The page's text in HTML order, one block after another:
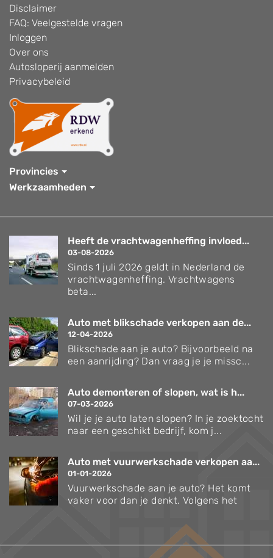
Disclaimer
FAQ: Veelgestelde vragen
Inloggen
Over ons
Autosloperij aanmelden
Privacybeleid
Provincies
Werkzaamheden
Heeft de vrachtwagenheffing invloed...
03-08-2026
Sinds 1 juli 2026 geldt in Nederland de
vrachtwagenheffing. Vrachtwagens
beta...
Auto met blikschade verkopen aan de...
12-04-2026
Blikschade aan je auto? Bijvoorbeeld na
een aanrijding? Dan vraag je je missc...
Auto demonteren of slopen, wat is h...
07-03-2026
Wil je je auto laten slopen? In je zoektocht
naar een geschikt bedrijf, kom j...
Auto met vuurwerkschade verkopen aa...
01-01-2026
Vuurwerkschade aan je auto? Het komt
vaker voor dan je denkt. Volgens het